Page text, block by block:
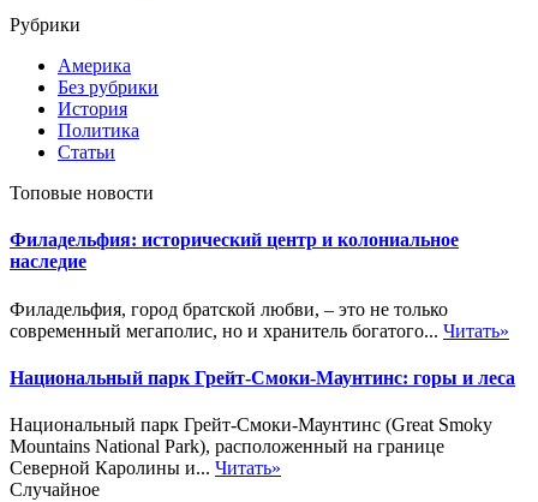
Рубрики
Америка
Без рубрики
История
Политика
Статьи
Топовые новости
Филадельфия: исторический центр и колониальное
наследие
Филадельфия, город братской любви, – это не только
современный мегаполис, но и хранитель богатого... Читать»
Национальный парк Грейт-Смоки-Маунтинс: горы и леса
Национальный парк Грейт-Смоки-Маунтинс (Great Smoky
Mountains National Park), расположенный на границе
Северной Каролины и... Читать»
Случайное